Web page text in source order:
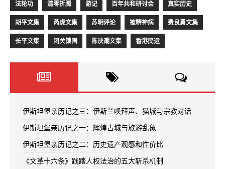
法轮功 清零折腾 游记 百年共和研讨会 真实历史
胡平文集 芮虎文集 苏明评论 被精神病 费良勇文集
长平文集 闭关锁国 陈泱潮文集 香港民运
伊斯坦堡亲历记之三：伊斯兰唤拜声、猫城与宗教对话
伊斯坦堡亲历记之一：辉煌古城与旅游乱象
伊斯坦堡亲历记之二：历史遗产观感和性价比
《文革十六条》践踏人权法治的五大斩杀机制